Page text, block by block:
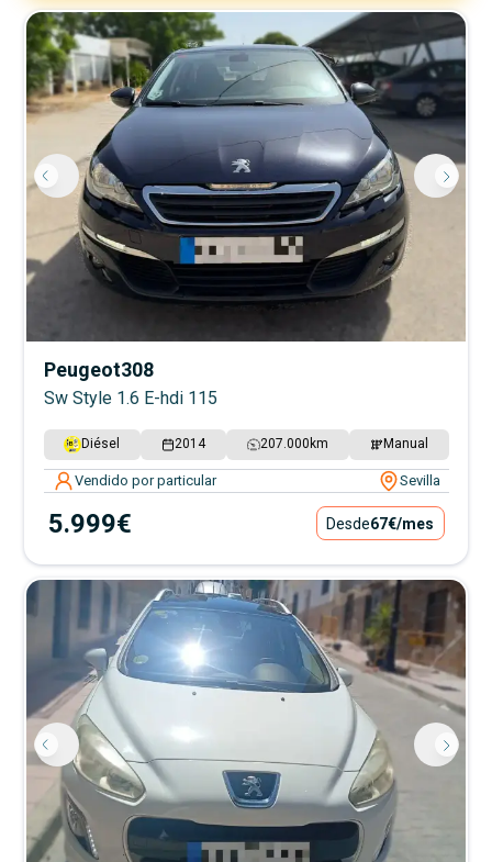
Peugeot308
Sw Style 1.6 E-hdi 115
Diésel 2014 207.000 km Manual
Vendido por particular Sevilla
5.999€ Desde67€/mes